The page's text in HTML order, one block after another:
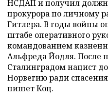
НСДАП и получил
прокурора по личному
Гитлера. В годы войны
штабе оперативного
командованием
Альфреда Йодля. После
Сталинградом нацист
Норвегию ради
пишет Коц.